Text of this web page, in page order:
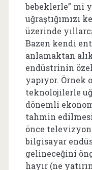
bebeklerle” mi
uğraştığımızı
üzerinde
Bazen kendi
anlamaktan
endüstrinin
yapıyor. Örnek
teknolojilerle
dönemli
tahmin
önce
bilgisayar
gelineceğini
hayır (ne